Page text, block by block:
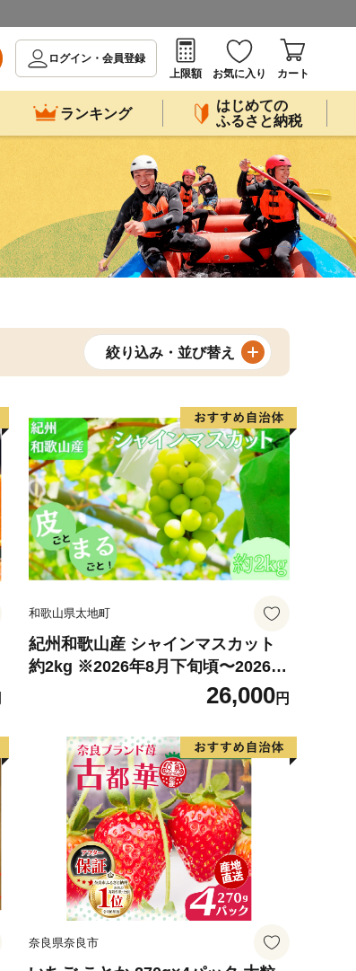
ログイン・会員登録
上限額
お気に入り カート
ランキング
はじめての
ふるさと納税
絞り込み・並び替え
和歌山県太地町
紀州和歌山産 シャインマスカット
約2kg ※2026年8月下旬頃〜2026年
9月上旬頃に順次発送 ※日付指定不
可 ぶどう ブドウ 葡萄 マスカット
果物 くだもの フルーツ 人気 旬の果
物【uot798】
26,000円
奈良県奈良市